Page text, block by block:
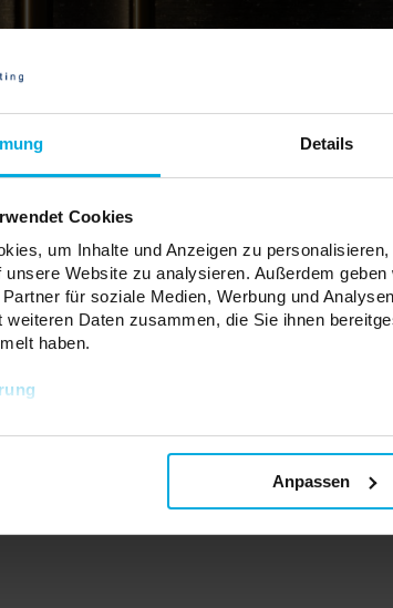
Details
Cookies
um Inhalte und Anzeigen zu
unsere Website zu analysieren. Außerdem
für soziale Medien, Werbung und
weiteren Daten zusammen, die Sie ihnen
haben.
Anpassen